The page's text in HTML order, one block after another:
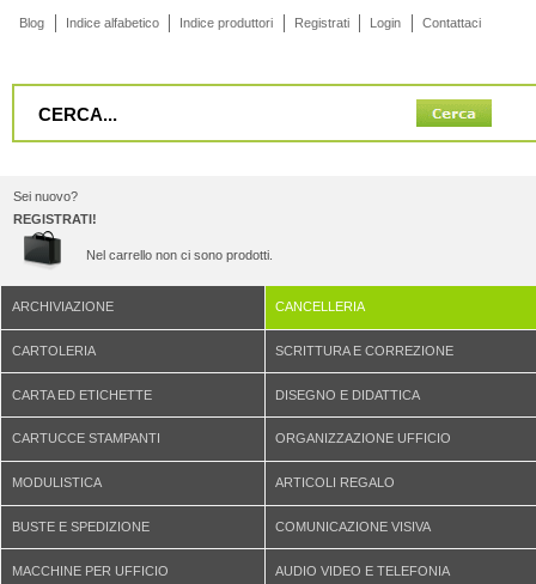
Blog Indice alfabetico Indice produttori Registrati Login Contattaci
Sei nuovo?
REGISTRATI!
Nel carrello non ci sono prodotti.
ARCHIVIAZIONE CANCELLERIA
CARTOLERIA SCRITTURA E CORREZIONE
CARTA ED ETICHETTE DISEGNO E DIDATTICA
CARTUCCE STAMPANTI ORGANIZZAZIONE UFFICIO
MODULISTICA ARTICOLI REGALO
BUSTE E SPEDIZIONE COMUNICAZIONE VISIVA
MACCHINE PER UFFICIO AUDIO VIDEO E TELEFONIA